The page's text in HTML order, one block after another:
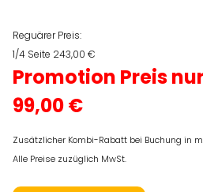
Reguärer Preis:
1/4 Seite 243,00 €
Promotion Preis
99,00 €
Zusätzlicher Kombi-Rabatt bei Buchung in
Alle Preise zuzüglich MwSt.